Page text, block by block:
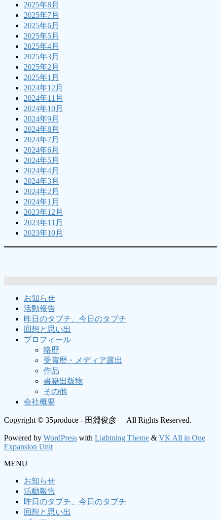
2025年8月
2025年7月
2025年6月
2025年5月
2025年4月
2025年3月
2025年2月
2025年1月
2024年12月
2024年11月
2024年10月
2024年9月
2024年8月
2024年7月
2024年6月
2024年5月
2024年4月
2024年3月
2024年2月
2024年1月
2023年12月
2023年11月
2023年10月
お知らせ
活動報告
昨日のタブチ、今日のタブチ
回想と思い出
プロフィール
略歴
受賞歴・メディア露出
作品
書籍出版物
その他
会社概要
Copyright © 35produce - 田淵俊彦 All Rights Reserved.
Powered by WordPress with Lightning Theme & VK All in One
Expansion Unit
MENU
お知らせ
活動報告
昨日のタブチ、今日のタブチ
回想と思い出